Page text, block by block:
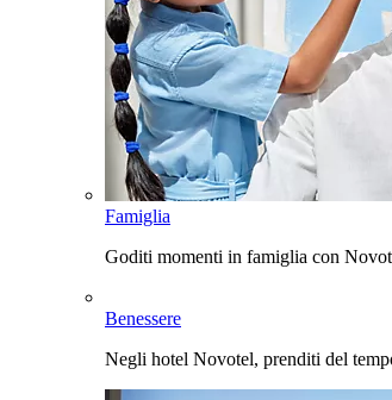
Famiglia
Goditi momenti in famiglia con
Benessere
Negli hotel Novotel, prenditi del